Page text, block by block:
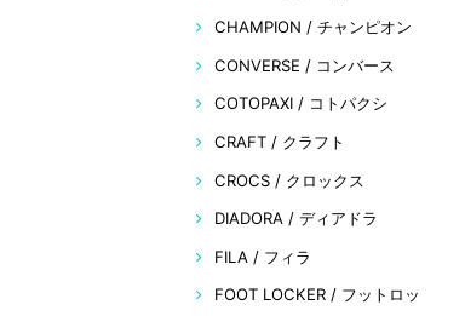
CHAMPION / チャンピオン
CONVERSE / コンバース
COTOPAXI / コトパクシ
CRAFT / クラフト
CROCS / クロックス
DIADORA / ディアドラ
FILA / フィラ
FOOT LOCKER / フットロッ